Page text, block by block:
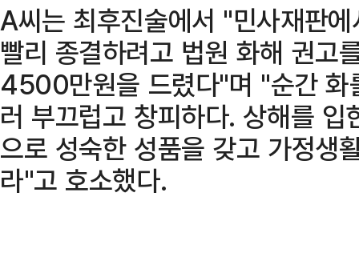
A씨는 최후진술에서 "민사재판
빨리 종결하려고 법원 화해 권고
4500만원을 드렸다"며 "순간 화
러 부끄럽고 창피하다. 상해를 입
으로 성숙한 성품을 갖고 가정생
라"고 호소했다.